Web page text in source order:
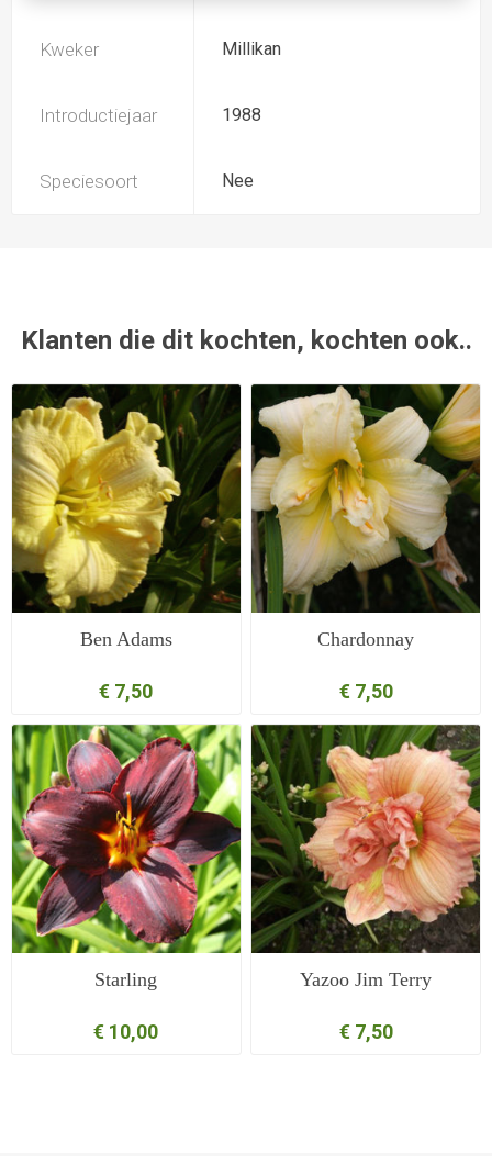
Kweker Millikan
Introductiejaar 1988
Speciesoort Nee
Klanten die dit kochten, kochten ook..
Ben Adams
€ 7,50
Chardonnay
€ 7,50
Starling
€ 10,00
Yazoo Jim Terry
€ 7,50